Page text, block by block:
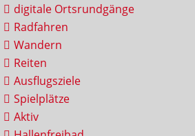
digitale Ortsrundgänge
Radfahren
Wandern
Reiten
Ausflugsziele
Spielplätze
Aktiv